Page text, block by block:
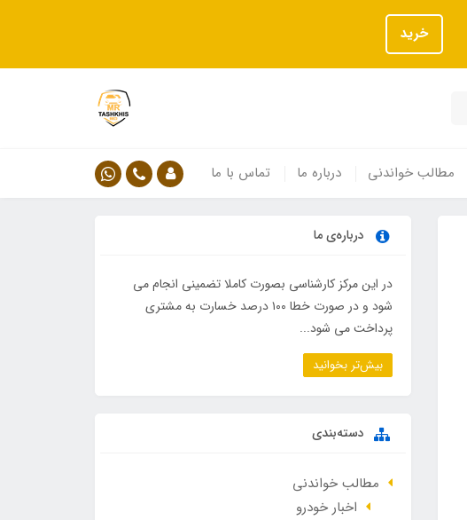
خرید
مطالب خواندنی درباره ما تماس با ما
درباره‌ی ما
در این مرکز کارشناسی بصورت کاملا تضمینی انجام می
شود و در صورت خطا ۱۰۰ درصد خسارت به مشتری
پرداخت می شود...
بیش‌تر بخوانید
دسته‌بندی
مطالب خواندنی
اخبار خودرو